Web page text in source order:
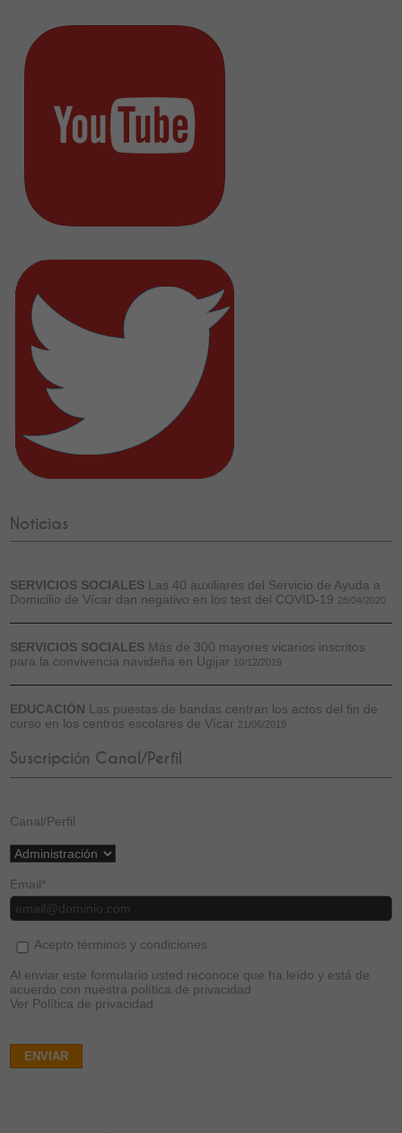
Noticias
SERVICIOS SOCIALES Las 40 auxiliares del Servicio de Ayuda a
Domicilio de Vícar dan negativo en los test del COVID-19 28/04/2020
SERVICIOS SOCIALES Más de 300 mayores vicarios inscritos
para la convivencia navideña en Ugijar 10/12/2019
EDUCACIÓN Las puestas de bandas centran los actos del fin de
curso en los centros escolares de Vícar 21/06/2019
Suscripción Canal/Perfil
Canal/Perfil
Email*
Acepto términos y condiciones
Al enviar este formulario usted reconoce que ha leído y está de
acuerdo con nuestra política de privacidad
Ver Política de privacidad
ENVIAR